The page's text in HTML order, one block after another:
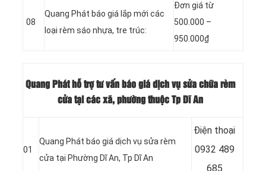
08
Quang Phát báo giá lắp mới các
loại rèm sáo nhựa, tre trúc:
Đơn giá từ
500.000 –
950.000₫
Quang Phát hỗ trợ tư vấn báo giá dịch vụ sửa chữa rèm
cửa tại các xã, phường thuộc Tp Dĩ An
01
Quang Phát báo giá dịch vụ sửa rèm
cửa tại Phường Dĩ An, Tp Dĩ An
Điện thoại
0932 489
685